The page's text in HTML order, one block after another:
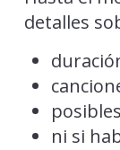
detalles
ni si